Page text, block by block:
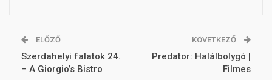
ELŐZŐ
Szerdahelyi falatok 24.
– A Giorgio’s Bistro
KÖVETKEZŐ
Predator: Halálbolygó |
Filmes